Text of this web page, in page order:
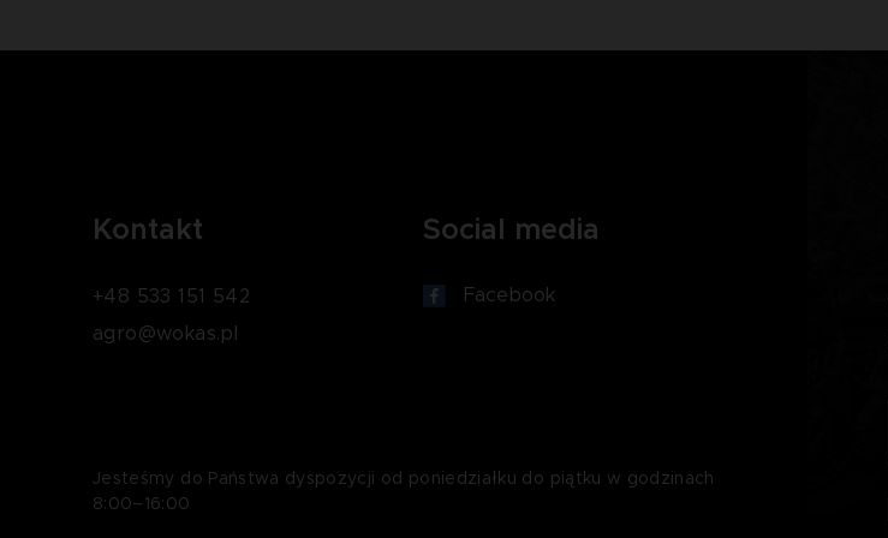
Kontakt
+48 533 151 542
agro@wokas.pl
Social media
Facebook
Jesteśmy do Państwa dyspozycji od poniedziałku do piątku w godzinach
8:00–16:00